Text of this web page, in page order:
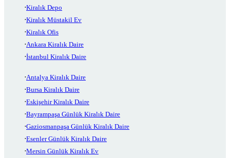
Kiralık Depo
Kiralık Müstakil Ev
Kiralık Ofis
Ankara Kiralık Daire
İstanbul Kiralık Daire
Antalya Kiralık Daire
Bursa Kiralık Daire
Eskişehir Kiralık Daire
Bayrampaşa Günlük Kiralık Daire
Gaziosmanpaşa Günlük Kiralık Daire
Esenler Günlük Kiralık Daire
Mersin Günlük Kiralık Ev